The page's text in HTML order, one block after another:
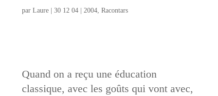
par Laure| 30 12 04| 2004, Racontars
Quand on a reçu une éducation
classique, avec les goûts qui vont avec,